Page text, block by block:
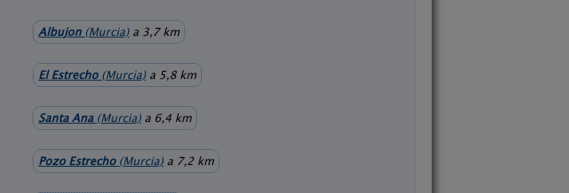
Albujon(Murcia) a 3,7 km
El Estrecho(Murcia) a 5,8 km
Santa Ana(Murcia) a 6,4 km
Pozo Estrecho(Murcia) a 7,2 km